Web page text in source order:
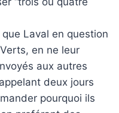
que Laval en question
en ne leur
aux autres
deux jours
pourquoi ils